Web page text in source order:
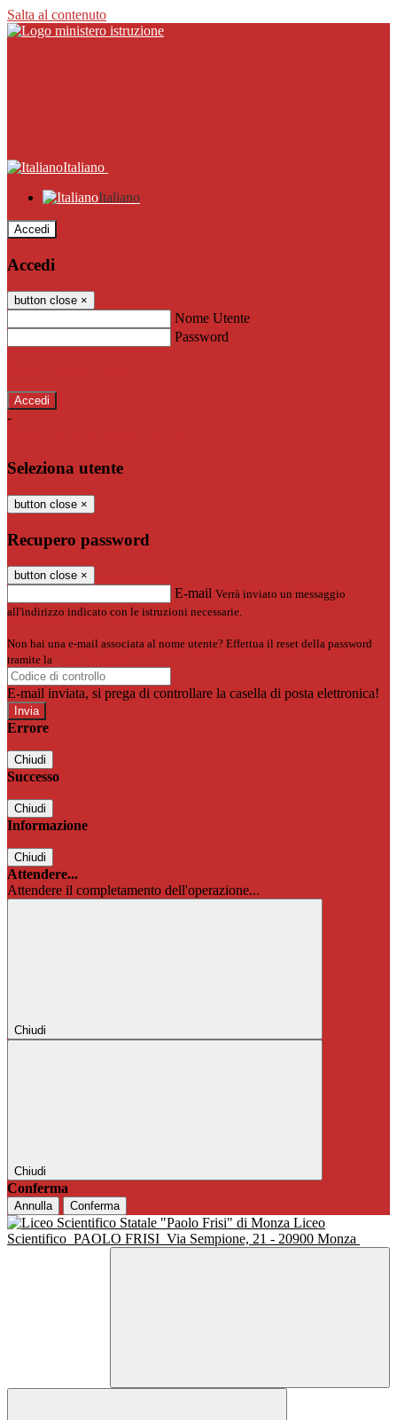
Salta al contenuto
Italiano
Italiano
Accedi
Accedi
button close ×
Nome Utente
Password
-
Seleziona utente
button close ×
Recupero password
button close ×
E-mail Verrà inviato un messaggio
all'indirizzo indicato con le istruzioni necessarie.
Non hai una e-mail associata al nome utente? Effettua il reset della password
tramite la
E-mail inviata, si prega di controllare la casella di posta elettronica!
Errore
Chiudi
Successo
Chiudi
Informazione
Chiudi
Attendere...
Attendere il completamento dell'operazione...
Chiudi
Chiudi
Conferma
Annulla Conferma
Liceo
Scientifico PAOLO FRISI Via Sempione, 21 - 20900 Monza